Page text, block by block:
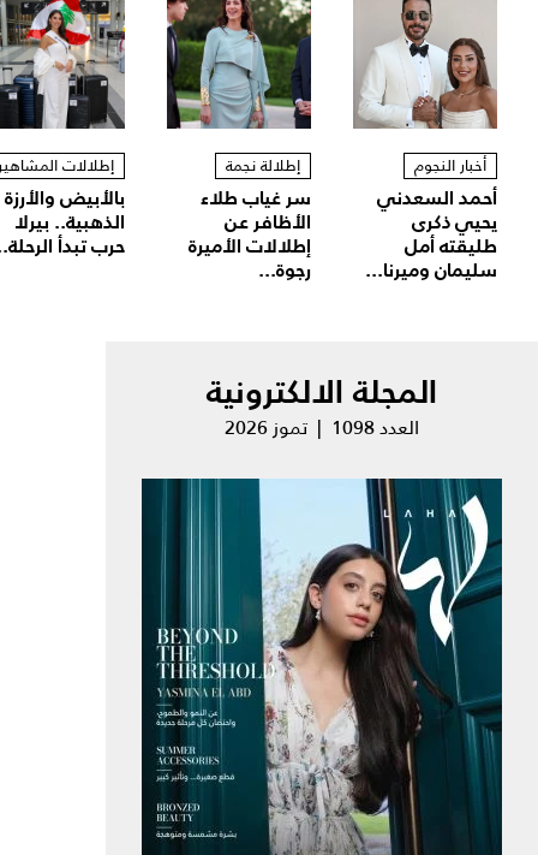
أخبار النجوم
أحمد السعدني
يحيي ذكرى
طليقته أمل
سليمان وميرنا...
إطلالة نجمة
سر غياب طلاء
الأظافر عن
إطلالات الأميرة
رجوة...
إطلالات
بالأبيض والأرزة
الذهبية.. بيرلا
حرب تبدأ
المجلة الالكترونية
العدد 1098 | تموز 2026